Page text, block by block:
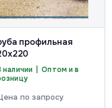
профильная
наличии | Оптом и в
по запросу